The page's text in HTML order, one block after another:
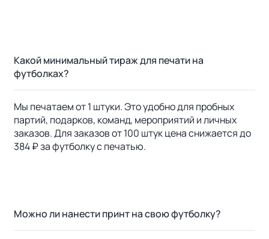
Какой минимальный тираж для печати на
футболках?
Мы печатаем от 1 штуки. Это удобно для пробных
партий, подарков, команд, мероприятий и личных
заказов. Для заказов от 100 штук цена снижается до
384 ₽ за футболку с печатью.
Можно ли нанести принт на свою футболку?